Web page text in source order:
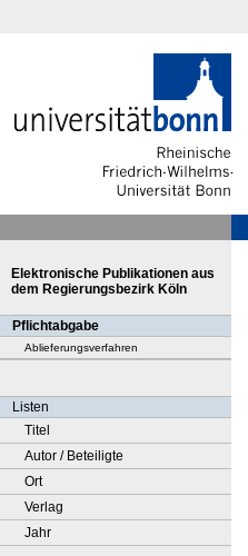
Elektronische Publikationen aus
dem Regierungsbezirk Köln
Pflichtabgabe
Ablieferungsverfahren
Listen
Titel
Autor / Beteiligte
Ort
Verlag
Jahr